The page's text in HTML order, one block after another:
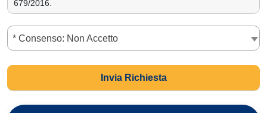
* Consenso: Non Accetto
Invia Richiesta